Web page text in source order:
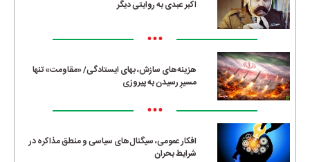
اکبر عبدی به روایتی دیگر
•••
هزینه‌های سازش، بهای ایستادگی/ «مقاومت» تنها
مسیرِ رسیدن به پیروزی
•••
افکار عمومی، سیگنال‌های سیاسی و منطق مذاکره در
شرایط بحران